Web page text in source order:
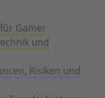
Gamer
und
Risiken und